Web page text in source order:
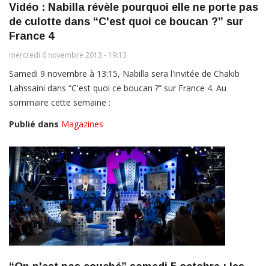
Vidéo : Nabilla révèle pourquoi elle ne porte pas
de culotte dans “C'est quoi ce boucan ?” sur
France 4
mercredi 6 novembre 2013 - 19:13
Samedi 9 novembre à 13:15, Nabilla sera l'invitée de Chakib
Lahssaini dans “C'est quoi ce boucan ?” sur France 4. Au
sommaire cette semaine :
Publié dans Magazines